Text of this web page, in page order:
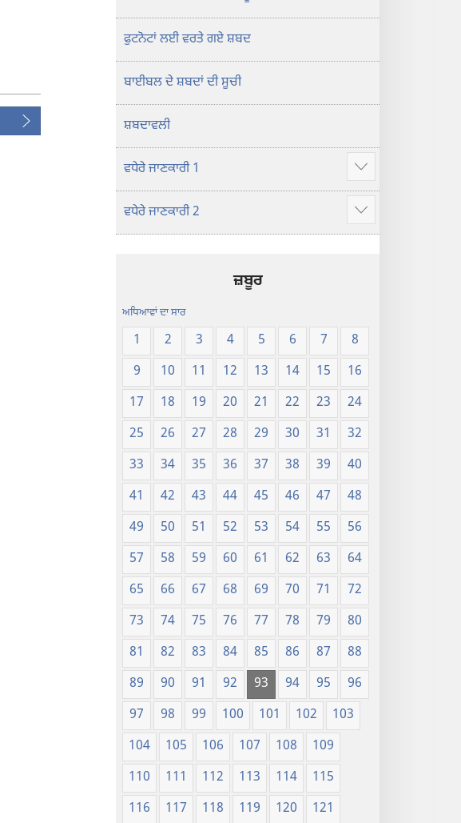
ਫੁਟਨੋਟਾਂ ਲਈ ਵਰਤੇ ਗਏ ਸ਼ਬਦ
ਬਾਈਬਲ ਦੇ ਸ਼ਬਦਾਂ ਦੀ ਸੂਚੀ
ਸ਼ਬਦਾਵਲੀ
ਵਧੇਰੇ ਜਾਣਕਾਰੀ 1
Show
more
ਵਧੇਰੇ ਜਾਣਕਾਰੀ 2
Show
more
ਜ਼ਬੂਰ
ਅਧਿਆਵਾਂ ਦਾ ਸਾਰ
1 2 3 4 5 6 7
8
9
10 11 12 13 14 15
16
17
18 19 20 21 22 23
24
25
26 27 28 29 30 31
32
33
34 35 36 37 38 39
40
41
42 43 44 45 46 47
48
49
50 51 52 53 54 55
56
57
58 59 60 61 62 63
64
65
66 67 68 69 70 71
72
73
74 75 76 77 78 79
80
81
82 83 84 85 86 87
88
89
90 91 92 93 94 95
96
97
98 99 100 101 102
103
104
105 106 107 108
109
110
111 112 113 114
115
116
117 118 119 120
121